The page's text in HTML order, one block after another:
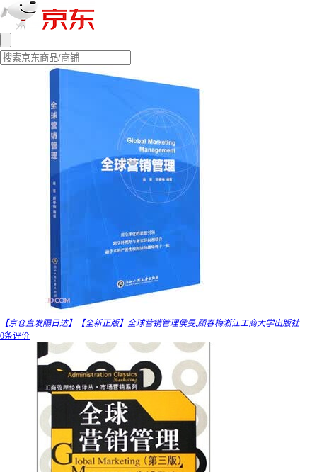
【京仓直发隔日达】【全新正版】全球营销管理侯旻,顾春梅浙江工商大学出版社
0条评价